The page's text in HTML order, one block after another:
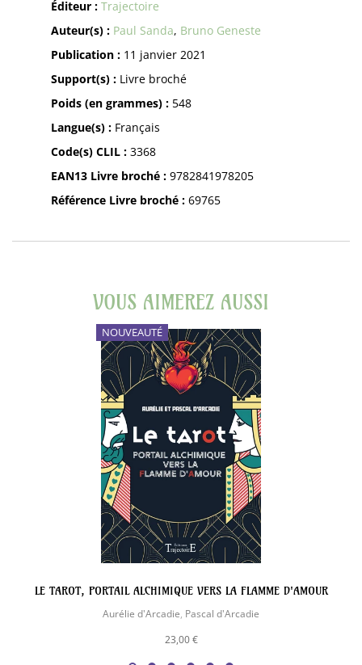
Éditeur : Trajectoire
Auteur(s) : Paul Sanda, Bruno Geneste
Publication :11 janvier 2021
Support(s) :Livre broché
Poids (en grammes) :548
Langue(s) :Français
Code(s) CLIL :3368
EAN13 Livre broché :9782841978205
Référence Livre broché :69765
VOUS AIMEREZ AUSSI
NOUVEAUTÉ
LE TAROT, PORTAIL ALCHIMIQUE VERS LA FLAMME D'AMOUR
Aurélie d'Arcadie Pascal d'Arcadie
23,00 €